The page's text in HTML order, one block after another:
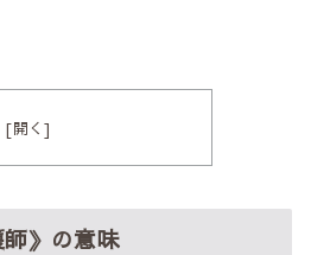
》の意味